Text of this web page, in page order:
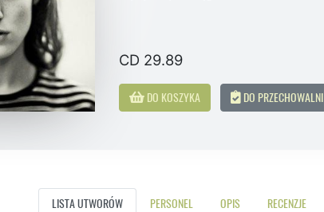
CD 29.89
DO KOSZYKA DO PRZECHOWALNI
LISTA UTWORÓW PERSONEL OPIS RECENZJE